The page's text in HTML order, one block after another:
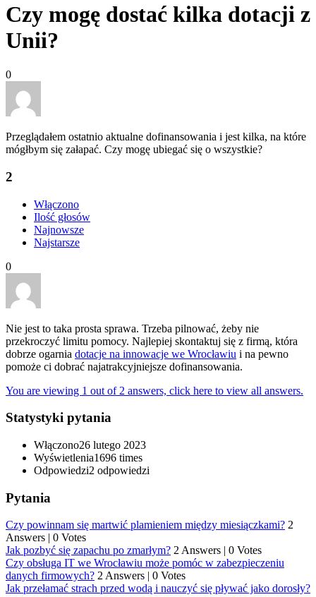
Czy mogę dostać kilka dotacji z
Unii?
0
Przeglądałem ostatnio aktualne dofinansowania i jest kilka, na które
mógłbym się załapać. Czy mogę ubiegać się o wszystkie?
2
Włączono
Ilość głosów
Najnowsze
Najstarsze
0
Nie jest to taka prosta sprawa. Trzeba pilnować, żeby nie
przekroczyć limitu pomocy. Najlepiej skontaktuj się z firmą, która
dobrze ogarnia dotacje na innowacje we Wrocławiu i na pewno
pomoże ci dobrać najatrakcyjniejsze dofinansowania.
You are viewing 1 out of 2 answers, click here to view all answers.
Statystyki pytania
Włączono26 lutego 2023
Wyświetlenia1696 times
Odpowiedzi2 odpowiedzi
Pytania
Czy powinnam się martwić plamieniem między miesiączkami? 2
Answers | 0 Votes
Jak pozbyć się zapachu po zmarłym? 2 Answers | 0 Votes
Czy obsługa IT we Wrocławiu może pomóc w zabezpieczeniu
danych firmowych? 2 Answers | 0 Votes
Jak przełamać strach przed wodą i nauczyć się pływać jako dorosły?